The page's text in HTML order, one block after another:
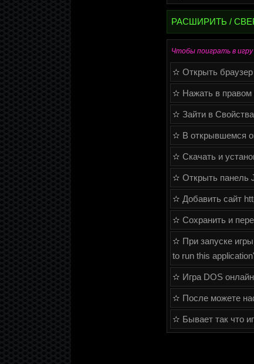
РАСШИРИТЬ /
Чтобы поиграть в
✫ Открыть
✫ Нажать в правом
✫ Зайти в
✫ В открывшемся
✫ Скачать и
✫ Открыть панель
✫ Добавить сайт
✫ Сохранить и
✫ При запуске
to run this
✫ Игра DOS
✫ После можете
✫ Бывает так что